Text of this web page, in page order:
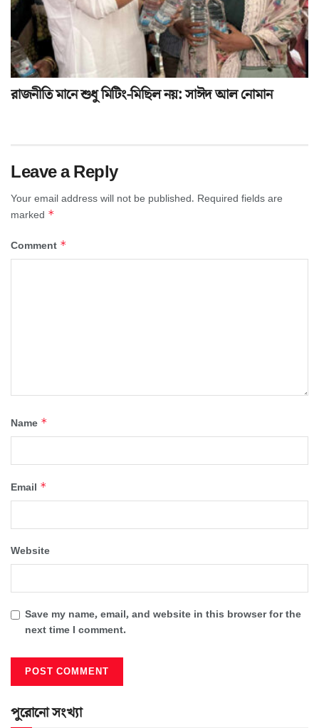
রাজনীতি মানে শুধু মিটিং-মিছিল নয়: সাঈদ আল নোমান
Leave a Reply
Your email address will not be published. Required fields are
marked *
Comment *
Name *
Email *
Website
Save my name, email, and website in this browser for the
next time I comment.
পুরোনো সংখ্যা